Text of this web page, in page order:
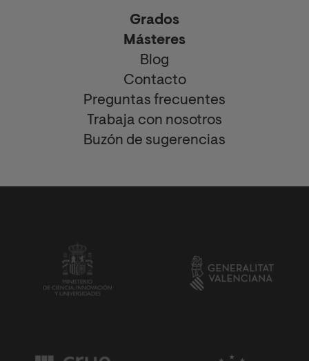
Grados
Másteres
Blog
Contacto
Preguntas frecuentes
Trabaja con nosotros
Buzón de sugerencias